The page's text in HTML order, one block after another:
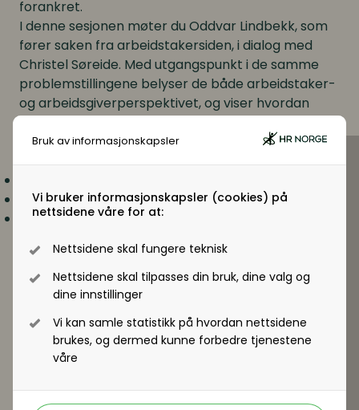
Bruk av informasjonskapsler
Vi bruker informasjonskapsler (cookies) på
nettsidene våre for at:
Nettsidene skal fungere teknisk
Nettsidene skal tilpasses din bruk, dine valg og
dine innstillinger
Vi kan samle statistikk på hvordan nettsidene
brukes, og dermed kunne forbedre tjenestene
våre
forankret.
I denne sesjonen møter du Oddvar Lindbekk, som
fører saken fra arbeidstakersiden, i dialog med
Christel Søreide. Med utgangspunkt i de samme
problemstillingene belyser de både arbeidstaker-
og arbeidsgiverperspektivet, og viser hvordan
det betyr for handlingsrommet ditt i praksis.
Dette får du:
Hva er de typiske feilene arbeidsgiver gjør?
Hva bør du gjøre for å redusere risiko?
Sandnes & co ogChristel Søreide,
partner i Wiersholm